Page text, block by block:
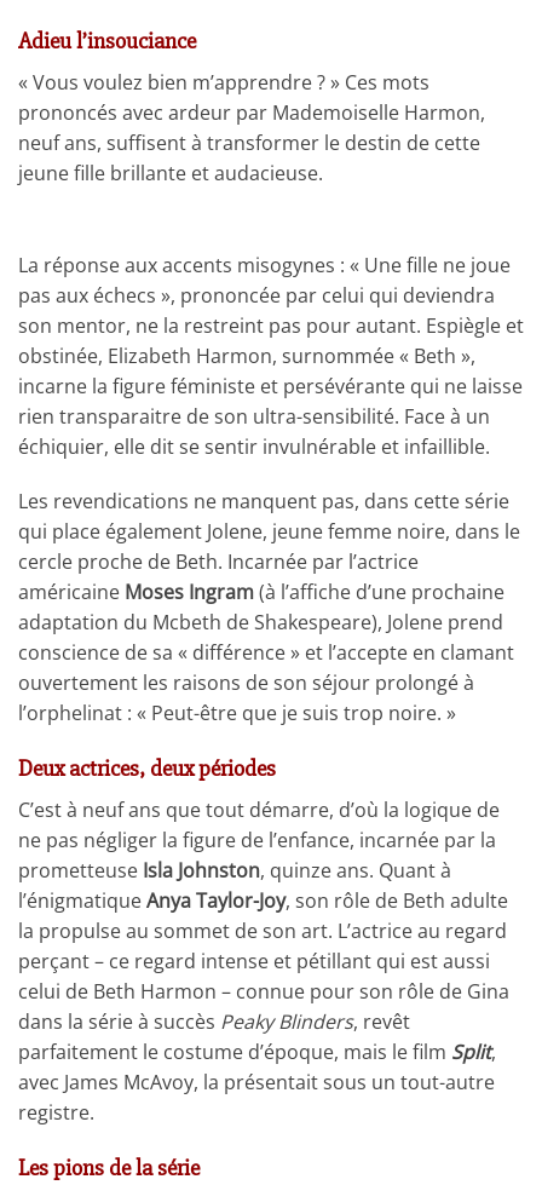
Adieu l’insouciance
« Vous voulez bien m’apprendre ? » Ces mots
prononcés avec ardeur par Mademoiselle Harmon,
neuf ans, suffisent à transformer le destin de cette
jeune fille brillante et audacieuse.
La réponse aux accents misogynes : « Une fille ne joue
pas aux échecs », prononcée par celui qui deviendra
son mentor, ne la restreint pas pour autant. Espiègle et
obstinée, Elizabeth Harmon, surnommée « Beth »,
incarne la figure féministe et persévérante qui ne laisse
rien transparaitre de son ultra-sensibilité. Face à un
échiquier, elle dit se sentir invulnérable et infaillible.
Les revendications ne manquent pas, dans cette série
qui place également Jolene, jeune femme noire, dans le
cercle proche de Beth. Incarnée par l’actrice
américaine Moses Ingram(à l’affiche d’une prochaine
adaptation du Mcbeth de Shakespeare), Jolene prend
conscience de sa « différence » et l’accepte en clamant
ouvertement les raisons de son séjour prolongé à
l’orphelinat : « Peut-être que je suis trop noire. »
Deux actrices, deux périodes
C’est à neuf ans que tout démarre, d’où la logique de
ne pas négliger la figure de l’enfance, incarnée par la
prometteuse Isla Johnston, quinze ans. Quant à
l’énigmatiqueAnya Taylor-Joy, son rôle de Beth adulte
la propulse au sommet de son art. L’actrice au regard
perçant – ce regard intense et pétillant qui est aussi
celui de Beth Harmon – connue pour son rôle de Gina
dans la série à succès Peaky Blinders, revêt
parfaitement le costume d’époque, mais le film Split,
avec James McAvoy, la présentait sous un tout-autre
registre.
Les pions de la série